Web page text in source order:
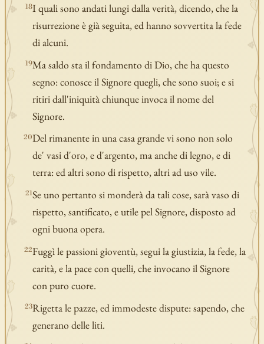
18I quali sono andati lungi dalla verità, dicendo, che la
risurrezione è già seguita, ed hanno sovvertita la fede
di alcuni.
19Ma saldo sta il fondamento di Dio, che ha questo
segno: conosce il Signore quegli, che sono suoi; e si
ritiri dall'iniquità chiunque invoca il nome del
Signore.
20Del rimanente in una casa grande vi sono non solo
de' vasi d'oro, e d'argento, ma anche di legno, e di
terra: ed altri sono di rispetto, altri ad uso vile.
21Se uno pertanto si monderà da tali cose, sarà vaso di
rispetto, santificato, e utile pel Signore, disposto ad
ogni buona opera.
22Fuggì le passioni gioventù, segui la giustizia, la fede, la
carità, e la pace con quelli, che invocano il Signore
con puro cuore.
23Rigetta le pazze, ed immodeste dispute: sapendo, che
generano delle liti.